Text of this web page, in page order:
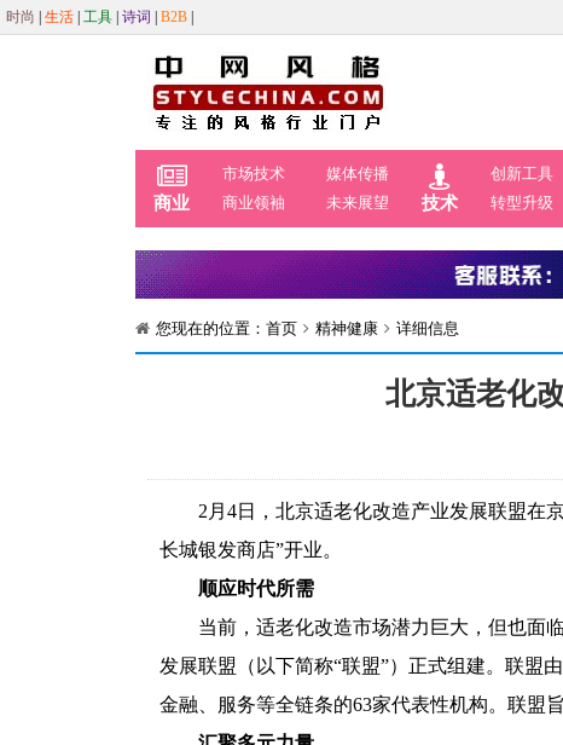
时尚 生活 工具 诗词 B2B
商业
市场技术
媒体传播
商业领袖
未来展望 技术
创新工具
转型升级
您现在的位置： 首页 精神健康 详细信息
北京适老化
2月4日，北京适老化改造产业发展联盟
长城银发商店”开业。
顺应时代所需
当前，适老化改造市场潜力巨大，但也面
发展联盟（以下简称“联盟”）正式组建。联盟
金融、服务等全链条的63家代表性机构。联盟